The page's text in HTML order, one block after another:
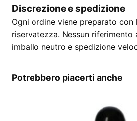
Discrezione e spedizione
Ogni ordine viene preparato con
riservatezza. Nessun riferimento
imballo neutro e spedizione
Potrebbero piacerti anche